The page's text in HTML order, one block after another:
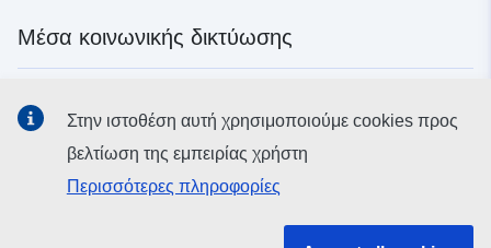
Μέσα κοινωνικής δικτύωσης
δικτύωσηςΣτην ιστοθέση αυτή χρησιμοποιούμε cookies προς
βελτίωση της εμπειρίας χρήστη
Περισσότερες πληροφορίες